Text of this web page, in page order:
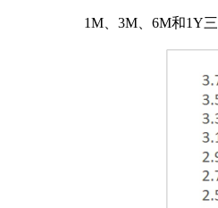
1M、3M、6M和1Y三